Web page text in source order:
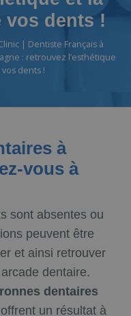
dents !
| Dentiste Français à
: retrouvez l’esthétique
dents !
à
vous à
sont absentes ou
peuvent être
et ainsi retrouver
dentaire.
dentaires
un résultat à